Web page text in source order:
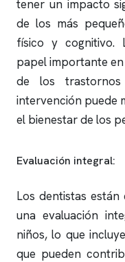
tener un impacto
de los más
físico y cognitivo.
papel importante
de los
intervención puede
el bienestar de los
Evaluación integral:
Los dentistas
una evaluación
niños, lo que
que pueden